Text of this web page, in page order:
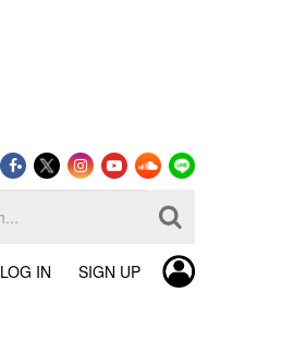
LOG IN SIGN UP